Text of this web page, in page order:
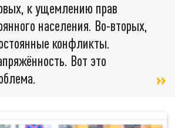
к ущемлению прав
населения. Во-вторых,
конфликты.
Вот это